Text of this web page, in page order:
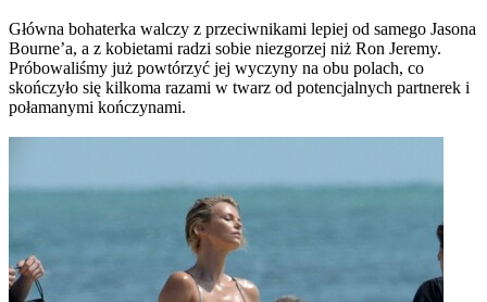
Główna bohaterka walczy z przeciwnikami lepiej od samego Jasona
Bourne’a, a z kobietami radzi sobie niezgorzej niż Ron Jeremy.
Próbowaliśmy już powtórzyć jej wyczyny na obu polach, co
skończyło się kilkoma razami w twarz od potencjalnych partnerek i
połamanymi kończynami.